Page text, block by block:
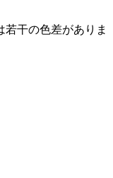
干の色差がありま